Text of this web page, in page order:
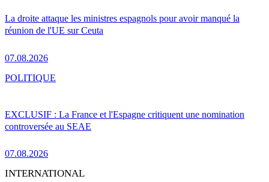
La droite attaque les ministres espagnols pour avoir manqué la
réunion de l'UE sur Ceuta
07.08.2026
EXCLUSIF : La France et l'Espagne critiquent une nomination
controversée au SEAE
07.08.2026
POLITIQUE
INTERNATIONAL